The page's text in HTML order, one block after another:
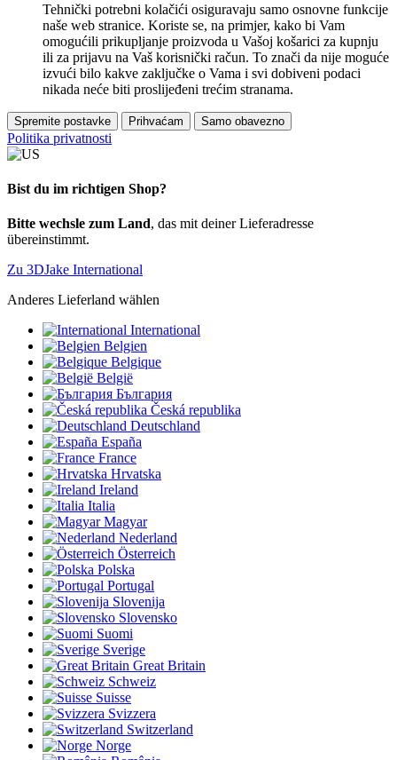
Tehnički potrebni kolačići osiguravaju samo osnovne funkcije
naše web stranice. Koriste se, na primjer, kako bi Vam
omogućili prikupljanje proizvoda u Vašoj košarici za kupnju
ili za prijavu na Vaš korisnički račun. To znači da nije moguće
izvući bilo kakve zaključke o Vama i svi dobiveni podaci
nikada neće biti proslijeđeni trećim stranama.
Spremite postavke Prihvaćam Samo obavezno
Politika privatnosti
Bist du im richtigen Shop?
Bitte wechsle zum Land, das mit deiner Lieferadresse
übereinstimmt.
Zu 3DJake International
Anderes Lieferland wählen
International
Belgien
Belgique
België
България
Česká republika
Deutschland
España
France
Hrvatska
Ireland
Italia
Magyar
Nederland
Österreich
Polska
Portugal
Slovenija
Slovensko
Suomi
Sverige
Great Britain
Schweiz
Suisse
Svizzera
Switzerland
Norge